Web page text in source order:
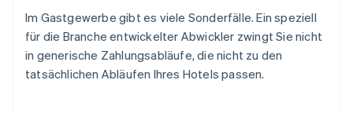
Im Gastgewerbe gibt es viele Sonderfälle. Ein speziell
für die Branche entwickelter Abwickler zwingt Sie nicht
in generische Zahlungsabläufe, die nicht zu den
tatsächlichen Abläufen Ihres Hotels passen.